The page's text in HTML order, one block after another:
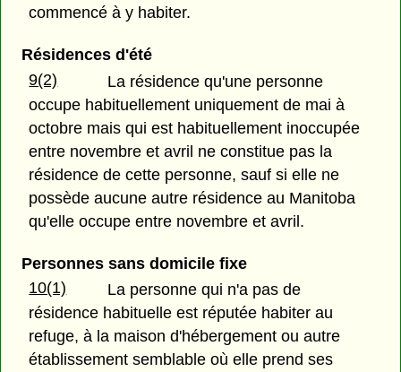
commencé à y habiter.
Résidences d'été
9(2)
La résidence qu'une personne
occupe habituellement uniquement de mai à
octobre mais qui est habituellement inoccupée
entre novembre et avril ne constitue pas la
résidence de cette personne, sauf si elle ne
possède aucune autre résidence au Manitoba
qu'elle occupe entre novembre et avril.
Personnes sans domicile fixe
10(1)
La personne qui n'a pas de
résidence habituelle est réputée habiter au
refuge, à la maison d'hébergement ou autre
établissement semblable où elle prend ses